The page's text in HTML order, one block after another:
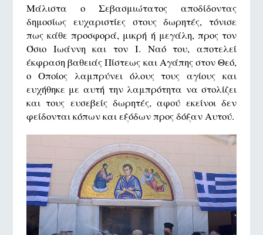
Μάλιστα ο Σεβασμιώτατος αποδίδοντας
δημοσίως ευχαριστίες στους δωρητές, τόνισε
πως κάθε προσφορά, μικρή ή μεγάλη, προς τον
Όσιο Ιωάννη και τον Ι. Ναό του, αποτελεί
έκφραση βαθειάς Πίστεως και Αγάπης στον Θεό,
ο Οποίος λαμπρύνει όλους τους αγίους και
ευχήθηκε με αυτή την λαμπρότητα να στολίζει
και τους ευσεβείς δωρητές, αφού εκείνοι δεν
φείδονται κόπων και εξόδων προς δόξαν Αυτού.